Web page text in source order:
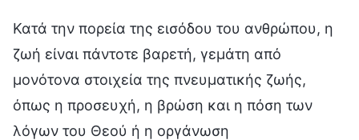
Κατά την πορεία της εισόδου του ανθρώπου, η
ζωή είναι πάντοτε βαρετή, γεμάτη από
μονότονα στοιχεία της πνευματικής ζωής,
όπως η προσευχή, η βρώση και η πόση των
λόγων του Θεού ή η οργάνωση